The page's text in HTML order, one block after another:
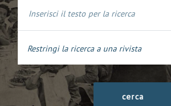
Restringi la ricerca a una rivista